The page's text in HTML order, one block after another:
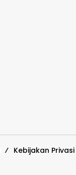
Kebijakan Privasi